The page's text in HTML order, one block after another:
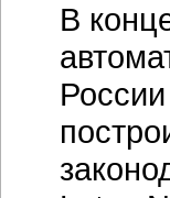
В
России